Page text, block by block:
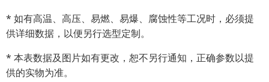
* 如有高温、高压、易燃、易爆、腐蚀性等工况时，必须提
供详细数据，以便另行选型定制。
* 本表数据及图片如有更改，恕不另行通知，正确参数以提
供的实物为准。